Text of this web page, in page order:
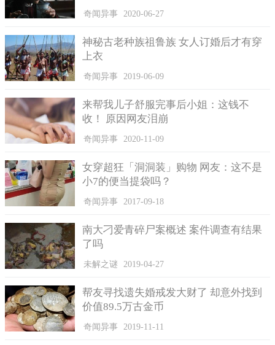
欧轮站在铲屎官旁边跟着放空。
李育瑄时常将自己和牛相处的日常点滴分享上网，她在脸书
有屁轮只容许我躺在它们身上，也只容许我站着或蹲坐着在它们
身边抱它们。网友们看了都很钦羡这样的好感情，纷纷留言，怎
么这么可爱啊、好羡慕喔、牛的灵性真的很高，可爱。
奇闻异事 2020-06-27
神秘古老种族祖鲁族 女人订婚后才有穿
上衣
奇闻异事 2019-06-09
来帮我儿子舒服完事后小姐：这钱不
收！ 原因网友泪崩
奇闻异事 2020-11-09
女穿超狂「洞洞装」购物 网友：这不是
小7的便当提袋吗？
奇闻异事 2017-09-18
南大刁爱青碎尸案概述 案件调查有结果
了吗
未解之谜 2019-04-27
帮友寻找遗失婚戒发大财了 却意外找到
价值89.5万古金币
奇闻异事 2019-11-11